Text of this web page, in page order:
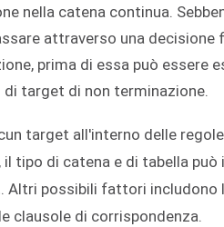
nella catena continua.
attraverso una decisione
prima di essa può essere
di target di non terminazione.
target all'interno delle
tipo di catena e di tabella può
Altri possibili fattori includono
clausole di corrispondenza.